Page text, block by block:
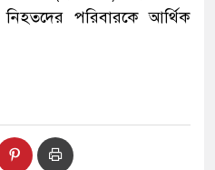
পরিবারকে আর্থিক